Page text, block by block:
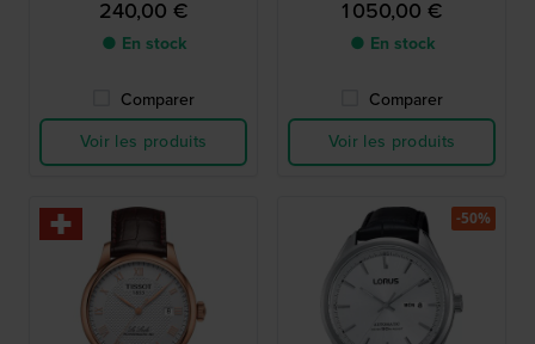
240,00 €
● En stock
Comparer
Voir les produits
1 050,00 €
● En stock
Comparer
Voir les produits
-50%